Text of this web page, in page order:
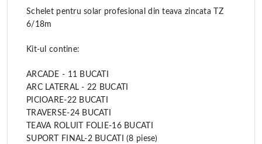
Schelet pentru solar profesional din teava zincata TZ
6/18m
Kit-ul contine:
ARCADE - 11 BUCATI
ARC LATERAL - 22 BUCATI
PICIOARE-22 BUCATI
TRAVERSE-24 BUCATI
TEAVA ROLUIT FOLIE-16 BUCATI
SUPORT FINAL-2 BUCATI(8 piese)